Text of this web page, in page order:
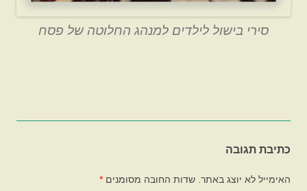
סירי בישול לילדים למנהג החלוטה של פסח
כתיבת תגובה
האימייל לא יוצג באתר. שדות החובה מסומנים *